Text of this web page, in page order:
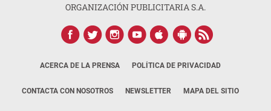
ORGANIZACIÓN PUBLICITARIA S.A.
ACERCA DE LA PRENSA POLÍTICA DE PRIVACIDAD
CONTACTA CON NOSOTROS NEWSLETTER MAPA DEL SITIO